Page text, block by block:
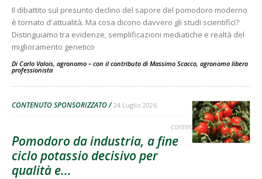
Il dibattito sul presunto declino del sapore del pomodoro moderno
è tornato d'attualità. Ma cosa dicono davvero gli studi scientifici?
Distinguiamo tra evidenze, semplificazioni mediatiche e realtà del
miglioramento genetico
Di Carlo Valois, agronomo – con il contributo di Massimo Scacco, agronomo libero
professionista -
CONTENUTO SPONSORIZZATO 24 Luglio 2026
contenuto sponsorizzato
Pomodoro da industria, a fine
ciclo potassio decisivo per
qualità e...